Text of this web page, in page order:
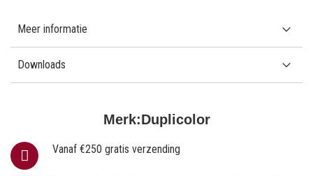
Merk:Duplicolor
Vanaf €250 gratis verzending
Meer informatie
Downloads